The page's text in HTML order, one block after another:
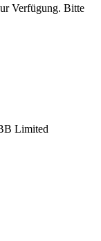
Verfügung. Bitte
Limited